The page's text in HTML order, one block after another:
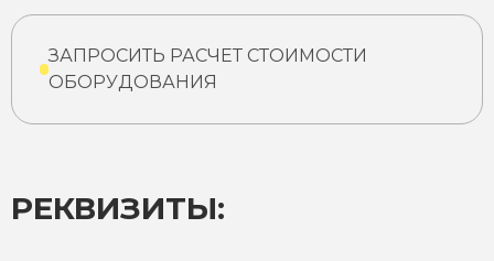
ЗАПРОСИТЬ РАСЧЕТ СТОИМОСТИ
ОБОРУДОВАНИЯ
РЕКВИЗИТЫ: